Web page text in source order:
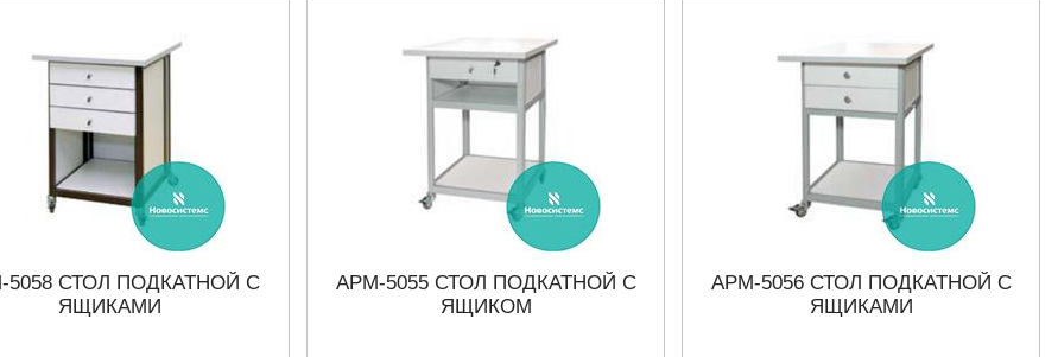
5058 СТОЛ ПОДКАТНОЙ С
ЯЩИКАМИ
АРМ-5055 СТОЛ ПОДКАТНОЙ С
ЯЩИКОМ
АРМ-5056 СТОЛ ПОДКАТНОЙ С
ЯЩИКАМИ